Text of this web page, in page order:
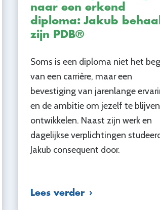
naar een erkend
diploma: Jakub
zijn PDB®
Soms is een diploma niet het
van een carrière, maar een
bevestiging van jarenlange
en de ambitie om jezelf te blijven
ontwikkelen. Naast zijn werk en
dagelijkse verplichtingen
Jakub consequent door.
Lees verder